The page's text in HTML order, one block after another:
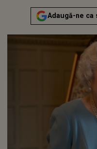
Adaugă-ne ca